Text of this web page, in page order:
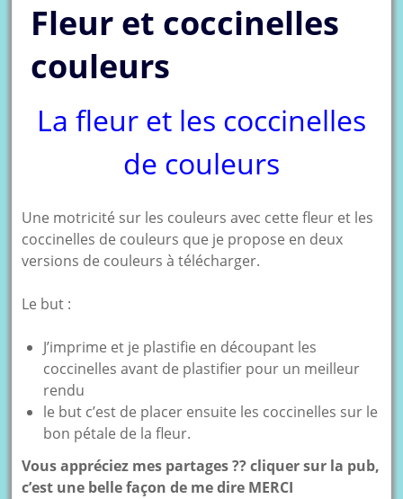
Fleur et coccinelles
couleurs
La fleur et les coccinelles
de couleurs
Une motricité sur les couleurs avec cette fleur et les
coccinelles de couleurs que je propose en deux
versions de couleurs à télécharger.
Le but :
J’imprime et je plastifie en découpant les
coccinelles avant de plastifier pour un meilleur
rendu
le but c’est de placer ensuite les coccinelles sur le
bon pétale de la fleur.
Vous appréciez mes partages ?? cliquer sur la pub,
c’est une belle façon de me dire MERCI